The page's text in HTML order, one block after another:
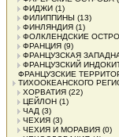
ФИДЖИ (1)
ФИЛИППИНЫ (13)
ФИНЛЯНДИЯ (1)
ФОЛКЛЕНДСКИЕ
ФРАНЦИЯ (9)
ФРАНЦУЗСКАЯ
ФРАНЦУЗСКИЙ
ФРАНЦУЗСКИЕ
ТИХООКЕАНСКОГО
ХОРВАТИЯ (22)
ЦЕЙЛОН (1)
ЧАД (3)
ЧЕХИЯ (3)
ЧЕХИЯ И МОРАВИЯ (0)